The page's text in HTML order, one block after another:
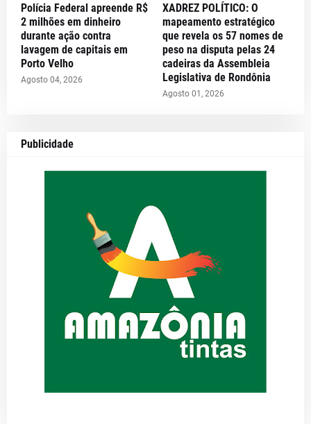
Polícia Federal apreende R$
2 milhões em dinheiro
durante ação contra
lavagem de capitais em
Porto Velho
Agosto 04, 2026
XADREZ POLÍTICO: O
mapeamento estratégico
que revela os 57 nomes de
peso na disputa pelas 24
cadeiras da Assembleia
Legislativa de Rondônia
Agosto 01, 2026
Publicidade